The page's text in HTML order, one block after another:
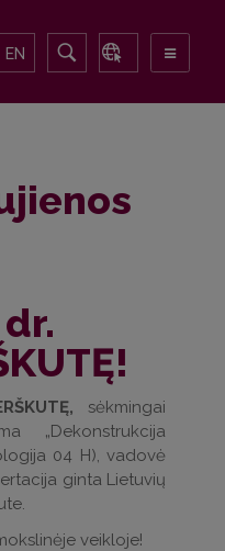
EN
sėkmingai
„Dekonstrukcija
04 H), vadovė
ginta Lietuvių
veikloje!